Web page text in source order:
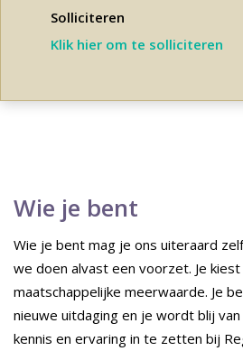
Solliciteren
Klik hier om te solliciteren
Wie je bent
Wie je bent mag je ons uiteraard
we doen alvast een voorzet. Je
maatschappelijke meerwaarde. Je
nieuwe uitdaging en je wordt blij
kennis en ervaring in te zetten bij